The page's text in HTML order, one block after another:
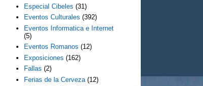
Especial Cibeles (31)
Eventos Culturales (392)
Eventos Informatica e Internet
(5)
Eventos Romanos (12)
Exposiciones (162)
Fallas (2)
Ferias de la Cerveza (12)